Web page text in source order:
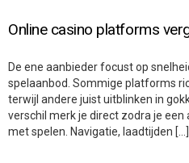
Online casino platforms
De ene aanbieder focust op
spelaanbod. Sommige platforms
terwijl andere juist uitblinken in
verschil merk je direct zodra je
met spelen. Navigatie, laadtijden […]